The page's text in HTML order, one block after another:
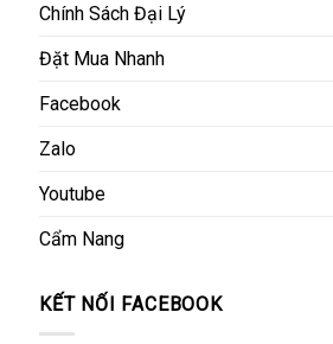
Chính Sách Đại Lý
Đặt Mua Nhanh
Facebook
Zalo
Youtube
Cẩm Nang
KẾT NỐI FACEBOOK